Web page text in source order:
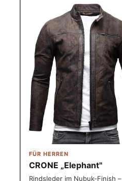
FÜR HERREN
CRONE „Elephant"
Rindsleder im Nubuk-Finish –